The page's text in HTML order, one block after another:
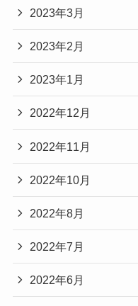
2023年3月
2023年2月
2023年1月
2022年12月
2022年11月
2022年10月
2022年8月
2022年7月
2022年6月